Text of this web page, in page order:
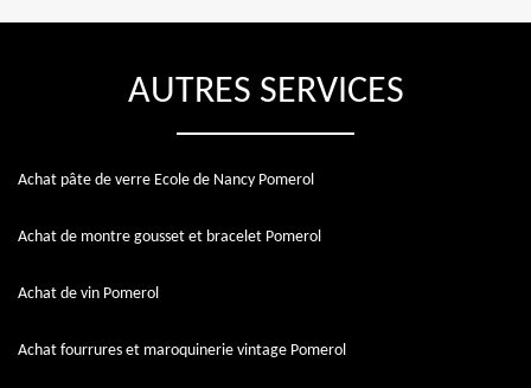
AUTRES SERVICES
Achat pâte de verre Ecole de Nancy Pomerol
Achat de montre gousset et bracelet Pomerol
Achat de vin Pomerol
Achat fourrures et maroquinerie vintage Pomerol